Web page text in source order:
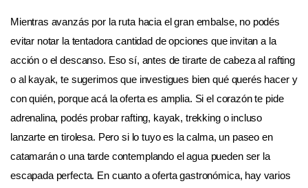
Mientras avanzás por la ruta hacia el gran embalse, no podés
evitar notar la tentadora cantidad de opciones que invitan a la
acción o el descanso. Eso sí, antes de tirarte de cabeza al rafting
o al kayak, te sugerimos que investigues bien qué querés hacer y
con quién, porque acá la oferta es amplia. Si el corazón te pide
adrenalina, podés probar rafting, kayak, trekking o incluso
lanzarte en tirolesa. Pero si lo tuyo es la calma, un paseo en
catamarán o una tarde contemplando el agua pueden ser la
escapada perfecta. En cuanto a oferta gastronómica, hay varios